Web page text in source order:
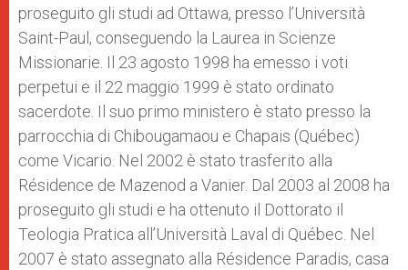
proseguito gli studi ad Ottawa, presso l’Università
Saint-Paul, conseguendo la Laurea in Scienze
Missionarie. Il 23 agosto 1998 ha emesso i voti
perpetui e il 22 maggio 1999 è stato ordinato
sacerdote. Il suo primo ministero è stato presso la
parrocchia di Chibougamaou e Chapais (Québec)
come Vicario. Nel 2002 è stato trasferito alla
Résidence de Mazenod a Vanier. Dal 2003 al 2008 ha
proseguito gli studi e ha ottenuto il Dottorato il
Teologia Pratica all’Università Laval di Québec. Nel
2007 è stato assegnato alla Résidence Paradis, casa